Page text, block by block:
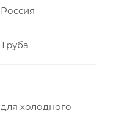
Россия
Труба
для холодного